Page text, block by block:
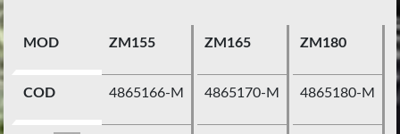
MOD
COD
ZM155
4865166-M
ZM165
4865170-M
ZM180
4865180-M